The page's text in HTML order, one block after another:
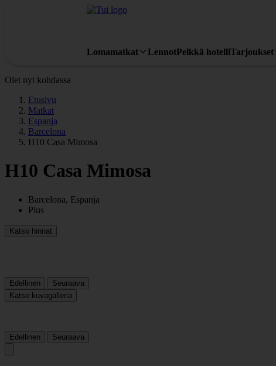
Lomamatkat LennotPelkkä hotelliTarjoukset
Olet nyt kohdassa
Etusivu
Matkat
Espanja
Barcelona
H10 Casa Mimosa
H10 Casa Mimosa
Barcelona, Espanja
Plus
Katso hinnat
Edellinen
Seuraava
Katso kuvagalleria
Edellinen Seuraava